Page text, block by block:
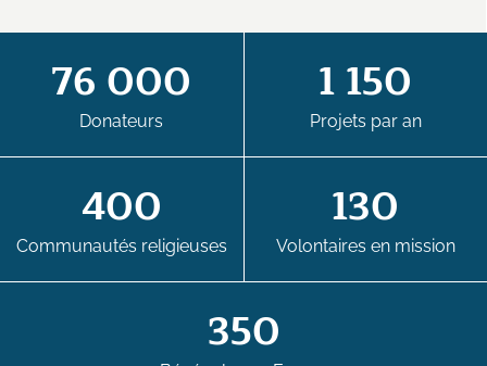
76 000
Donateurs
1 150
Projets par an
400
Communautés religieuses
130
Volontaires en mission
350